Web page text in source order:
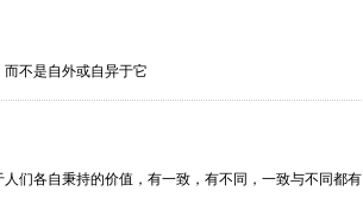
不是自外或自异于它
们各自秉持的价值，有一致，有不同，一致与不同都有